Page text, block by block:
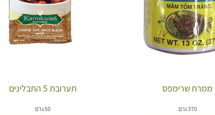
ממרח שרימפס
370 גרם
תערובת 5 התבלינים
50 גרם